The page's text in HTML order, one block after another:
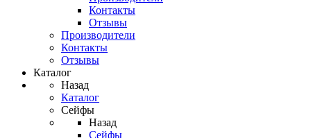
Контакты
Отзывы
Производители
Контакты
Отзывы
Каталог
Назад
Каталог
Сейфы
Назад
Сейфы